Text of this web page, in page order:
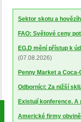
Sektor skotu a
FAO: Světové ceny
EG.D mění přístup k
(07.08.2026)
Penny Market a
Odborníci: Za nižší
Existují konference.
Americké firmy